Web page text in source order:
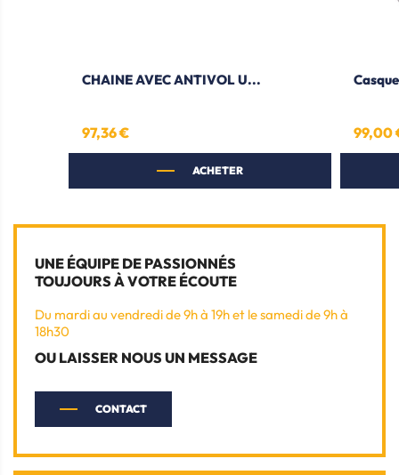
CHAINE AVEC ANTIVOL U...
Prix
97,36 €
ACHETER
Prix
99,00
UNE ÉQUIPE DE PASSIONNÉS
TOUJOURS À VOTRE ÉCOUTE
Du mardi au vendredi de 9h à 19h et le samedi de 9h à
18h30
OU LAISSER NOUS UN MESSAGE
CONTACT